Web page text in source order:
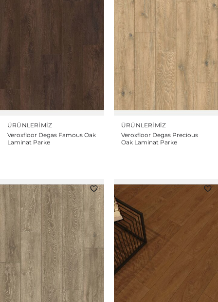
ÜRÜNLERIMIZ
Veroxfloor Degas Famous Oak
Laminat Parke
ÜRÜNLERIMIZ
Veroxfloor Degas Precious
Oak Laminat Parke